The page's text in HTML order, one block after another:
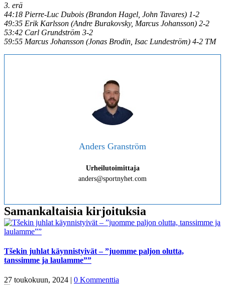
3. erä
44:18 Pierre-Luc Dubois (Brandon Hagel, John Tavares) 1-2
49:35 Erik Karlsson (Andre Burakovsky, Marcus Johansson) 2-2
53:42 Carl Grundström 3-2
59:55 Marcus Johansson (Jonas Brodin, Isac Lundeström) 4-2 TM
Anders Granström
Urheilutoimittaja
anders@sportnyhet.com
Samankaltaisia kirjoituksia
Tšekin juhlat käynnistyivät – ”juomme paljon olutta,
tanssimme ja laulamme””
27 toukokuun, 2024 | 0 Kommenttia